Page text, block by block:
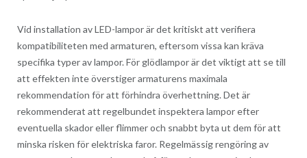
Vid installation av LED-lampor är det kritiskt att verifiera
kompatibiliteten med armaturen, eftersom vissa kan kräva
specifika typer av lampor. För glödlampor är det viktigt att se till
att effekten inte överstiger armaturens maximala
rekommendation för att förhindra överhettning. Det är
rekommenderat att regelbundet inspektera lampor efter
eventuella skador eller flimmer och snabbt byta ut dem för att
minska risken för elektriska faror. Regelmässig rengöring av